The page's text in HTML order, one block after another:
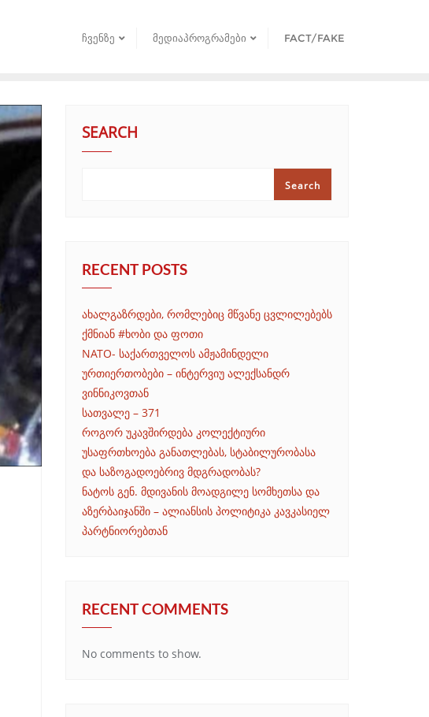
ᲩᲕᲔᲜᲖᲔ ᲛᲔᲓᲘᲐᲞᲠᲝᲒᲠᲐᲛᲔᲑᲘ FACT/FAKE
SEARCH
Search
RECENT POSTS
ახალგაზრდები, რომლებიც მწვანე ცვლილებებს
ქმნიან #ხობი და ფოთი
NATO- საქართველოს ამჟამინდელი
ურთიერთობები – ინტერვიუ ალექსანდრ
ვინნიკოვთან
სათვალე – 371
როგორ უკავშირდება კოლექტიური
უსაფრთხოება განათლებას, სტაბილურობასა
და საზოგადოებრივ მდგრადობას?
ნატოს გენ. მდივანის მოადგილე სომხეთსა და
აზერბაიჯანში – ალიანსის პოლიტიკა კავკასიელ
პარტნიორებთან
RECENT COMMENTS
No comments to show.